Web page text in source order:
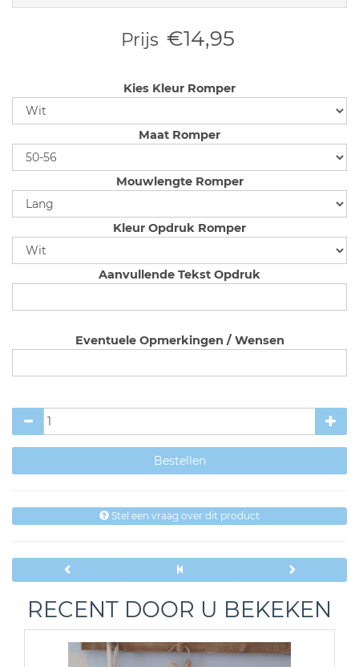
Prijs €14,95
Kies Kleur Romper
Maat Romper
Mouwlengte Romper
Kleur Opdruk Romper
Aanvullende Tekst Opdruk
Eventuele Opmerkingen / Wensen
Stel een vraag over dit product
RECENT DOOR U BEKEKEN